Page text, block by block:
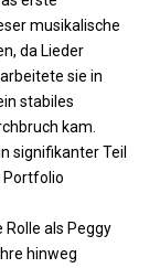
musikalische
da Lieder
sie in
stabiles
kam.
signifikanter Teil
Portfolio
als Peggy
hinweg